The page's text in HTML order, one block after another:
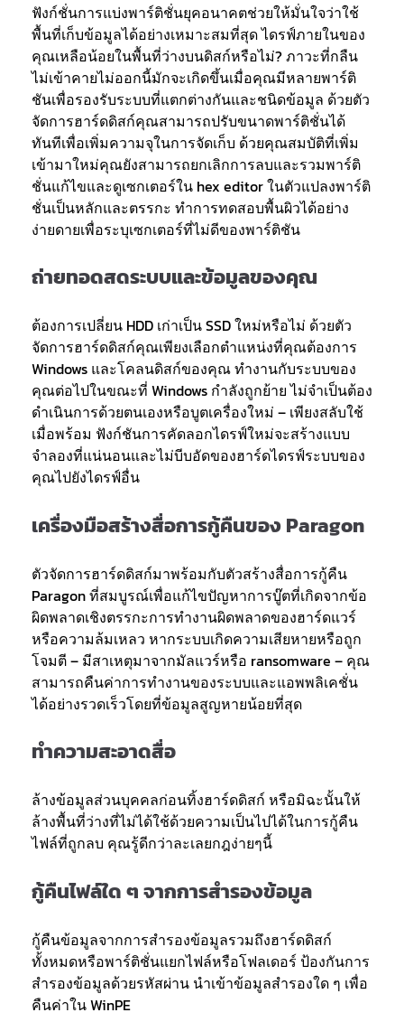
ฟังก์ชั่นการแบ่งพาร์ติชั่นยุคอนาคตช่วยให้มั่นใจว่าใช้
พื้นที่เก็บข้อมูลได้อย่างเหมาะสมที่สุด ไดรฟ์ภายในของ
คุณเหลือน้อยในพื้นที่ว่างบนดิสก์หรือไม่? ภาวะที่กลืน
ไม่เข้าคายไม่ออกนี้มักจะเกิดขึ้นเมื่อคุณมีหลายพาร์ติ
ชันเพื่อรองรับระบบที่แตกต่างกันและชนิดข้อมูล ด้วยตัว
จัดการฮาร์ดดิสก์คุณสามารถปรับขนาดพาร์ติชั่นได้
ทันทีเพื่อเพิ่มความจุในการจัดเก็บ ด้วยคุณสมบัติที่เพิ่ม
เข้ามาใหม่คุณยังสามารถยกเลิกการลบและรวมพาร์ติ
ชั่นแก้ไขและดูเซกเตอร์ใน hex editor ในตัวแปลงพาร์ติ
ชั่นเป็นหลักและตรรกะ ทำการทดสอบพื้นผิวได้อย่าง
ง่ายดายเพื่อระบุเซกเตอร์ที่ไม่ดีของพาร์ติชัน
ถ่ายทอดสดระบบและข้อมูลของคุณ
ต้องการเปลี่ยน HDD เก่าเป็น SSD ใหม่หรือไม่ ด้วยตัว
จัดการฮาร์ดดิสก์คุณเพียงเลือกตำแหน่งที่คุณต้องการ
Windows และโคลนดิสก์ของคุณ ทำงานกับระบบของ
คุณต่อไปในขณะที่ Windows กำลังถูกย้าย ไม่จำเป็นต้อง
ดำเนินการด้วยตนเองหรือบูตเครื่องใหม่ – เพียงสลับใช้
เมื่อพร้อม ฟังก์ชันการคัดลอกไดรฟ์ใหม่จะสร้างแบบ
จำลองที่แน่นอนและไม่บีบอัดของฮาร์ดไดรฟ์ระบบของ
คุณไปยังไดรฟ์อื่น
เครื่องมือสร้างสื่อการกู้คืนของ Paragon
ตัวจัดการฮาร์ดดิสก์มาพร้อมกับตัวสร้างสื่อการกู้คืน
Paragon ที่สมบูรณ์เพื่อแก้ไขปัญหาการบู๊ตที่เกิดจากข้อ
ผิดพลาดเชิงตรรกะการทำงานผิดพลาดของฮาร์ดแวร์
หรือความล้มเหลว หากระบบเกิดความเสียหายหรือถูก
โจมตี – มีสาเหตุมาจากมัลแวร์หรือ ransomware – คุณ
สามารถคืนค่าการทำงานของระบบและแอพพลิเคชั่น
ได้อย่างรวดเร็วโดยที่ข้อมูลสูญหายน้อยที่สุด
ทำความสะอาดสื่อ
ล้างข้อมูลส่วนบุคคลก่อนทิ้งฮาร์ดดิสก์ หรือมิฉะนั้นให้
ล้างพื้นที่ว่างที่ไม่ได้ใช้ด้วยความเป็นไปได้ในการกู้คืน
ไฟล์ที่ถูกลบ คุณรู้ดีกว่าละเลยกฎง่ายๆนี้
กู้คืนไฟล์ใด ๆ จากการสำรองข้อมูล
กู้คืนข้อมูลจากการสำรองข้อมูลรวมถึงฮาร์ดดิสก์
ทั้งหมดหรือพาร์ติชั่นแยกไฟล์หรือโฟลเดอร์ ป้องกันการ
สำรองข้อมูลด้วยรหัสผ่าน นำเข้าข้อมูลสำรองใด ๆ เพื่อ
คืนค่าใน WinPE